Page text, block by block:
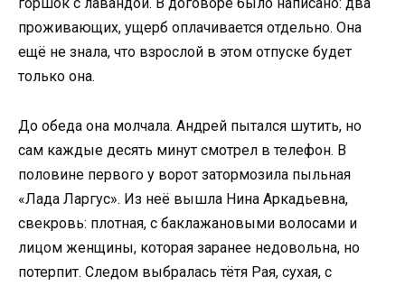
горшок с лавандой. В договоре было написано: два
проживающих, ущерб оплачивается отдельно. Она
ещё не знала, что взрослой в этом отпуске будет
только она.
До обеда она молчала. Андрей пытался шутить, но
сам каждые десять минут смотрел в телефон. В
половине первого у ворот затормозила пыльная
«Лада Ларгус». Из неё вышла Нина Аркадьевна,
свекровь: плотная, с баклажановыми волосами и
лицом женщины, которая заранее недовольна, но
потерпит. Следом выбралась тётя Рая, сухая, с